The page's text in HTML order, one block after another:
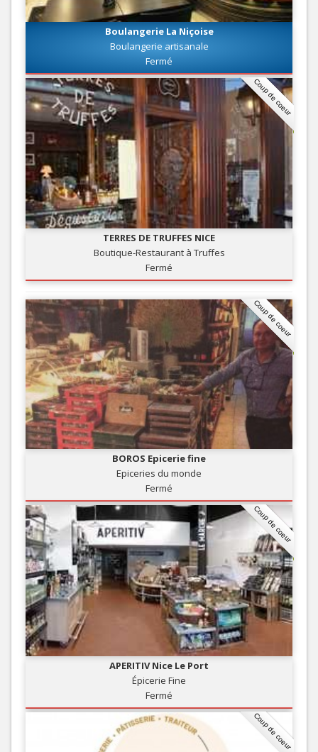
Boulangerie La Niçoise
Boulangerie artisanale
Fermé
Coup de coeur
TERRES DE TRUFFES NICE
Boutique-Restaurant à Truffes
Fermé
Coup de coeur
BOROS Epicerie fine
Epiceries du monde
Fermé
Coup de coeur
APERITIV Nice Le Port
Épicerie Fine
Fermé
Coup de coeur